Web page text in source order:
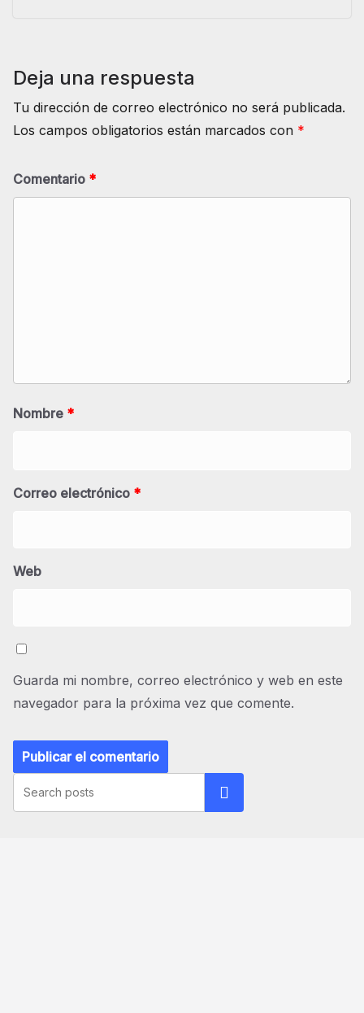
Deja una respuesta
Tu dirección de correo electrónico no será publicada.
Los campos obligatorios están marcados con *
Comentario *
Nombre *
Correo electrónico *
Web
Guarda mi nombre, correo electrónico y web en este
navegador para la próxima vez que comente.
Buscar